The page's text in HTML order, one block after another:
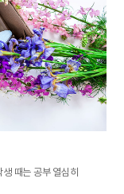
때는 공부 열심히